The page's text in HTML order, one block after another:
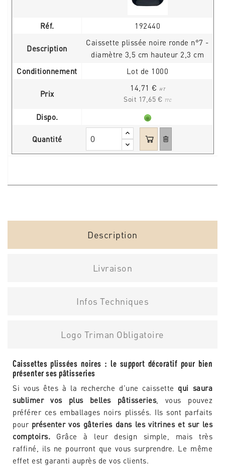
Réf. 192440
Description
Caissette plissée noire ronde n°7 -
diamètre 3,5 cm hauteur 2,3 cm
Conditionnement
Lot de 1000
Prix
14,71 € HT
Soit 17,65 € TTC
Dispo.
Quantité
Description
Livraison
Infos Techniques
Logo Triman Obligatoire
Caissettes plissées noires : le support décoratif pour bien
présenter ses pâtisseries
Si vous êtes à la recherche d’une caissette qui saura
sublimer vos plus belles pâtisseries, vous pouvez
préférer ces emballages noirs plissés. Ils sont parfaits
pour présenter vos gâteries dans les vitrines et sur les
comptoirs. Grâce à leur design simple, mais très
raffiné, ils ne pourront que vous surprendre. Le même
effet est garanti auprès de vos clients.